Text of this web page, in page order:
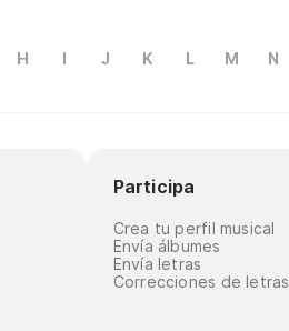
H J K L M N
Participa
Crea tu perfil musical
Envía álbumes
Envía letras
Correcciones de letras